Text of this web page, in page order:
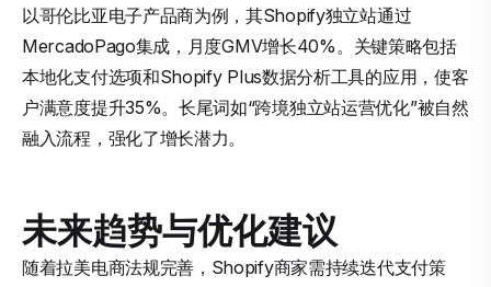
以哥伦比亚电子产品商为例，其Shopify独立站通过
MercadoPago集成，月度GMV增长40%。关键策略包括
本地化支付选项和Shopify Plus数据分析工具的应用，使客
户满意度提升35%。长尾词如“跨境独立站运营优化”被自然
融入流程，强化了增长潜力。
未来趋势与优化建议
随着拉美电商法规完善，Shopify商家需持续迭代支付策